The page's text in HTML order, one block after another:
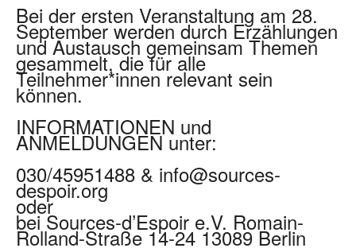
Bei der ersten Veranstaltung am 28.
September werden durch Erzählungen
und Austausch gemeinsam Themen
gesammelt, die für alle
Teilnehmer*innen relevant sein
können.
INFORMATIONEN und
ANMELDUNGEN unter:
030/45951488 & info@sources-
despoir.org
oder
bei Sources-d’Espoir e.V. Romain-
Rolland-Straße 14-24 13089 Berlin